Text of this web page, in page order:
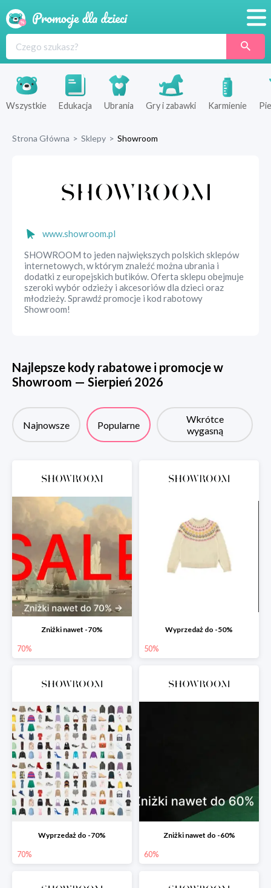
Produkty
Sklepy
Wszystkie Edukacja Ubrania Gry i zabawki Karmienie
Strona Główna > Sklepy > Showroom
www.showroom.pl
SHOWROOM to jeden największych polskich sklepów
internetowych, w którym znaleźć można ubrania i
dodatki z europejskich butików. Oferta sklepu obejmuje
szeroki wybór odzieży i akcesoriów dla dzieci oraz
młodzieży. Sprawdź promocje i kod rabotowy
Showroom!
Najlepsze kody rabatowe i promocje w
Showroom — Sierpień 2026
Najnowsze Popularne
Wkrótce
wygasną
Zniżki nawet -70%
70%
Wyprzedaż do -50%
50%
Wyprzedaż do -70%
70%
Zniżki nawet do -60%
60%